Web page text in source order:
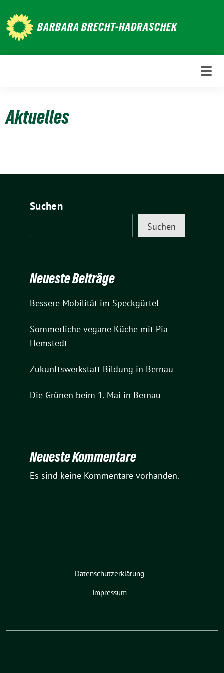
zum
Inhalt
BARBARA BRECHT-HADRASCHEK
Aktuelles
Suchen
Suchen
Neueste Beiträge
Bessere Mobilität im Speckgürtel
Sommerliche vegane Küche mit Pia
Hemstedt
Zukunftswerkstatt Bildung in Bernau
Die Grünen beim 1. Mai in Bernau
Neueste Kommentare
Es sind keine Kommentare vorhanden.
Datenschutzerklärung
Impressum